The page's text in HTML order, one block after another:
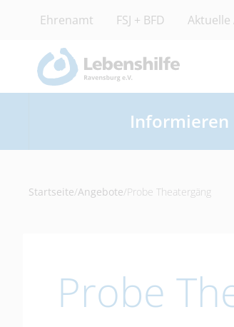
Ehrenamt FSJ + BFD Aktuelle
Informieren
Startseite/Angebote/Probe Theatergäng
Probe